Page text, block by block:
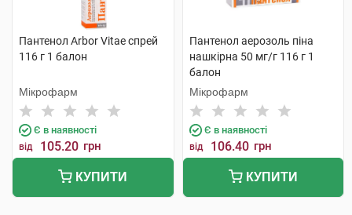
Пантенол Arbor Vitae спрей
116 г 1 балон
Мікрофарм
Є в наявності
від 105.20 грн
КУПИТИ
Пантенол аерозоль піна
нашкірна 50 мг/г 116 г 1
балон
Мікрофарм
Є в наявності
від 106.40 грн
КУПИТИ